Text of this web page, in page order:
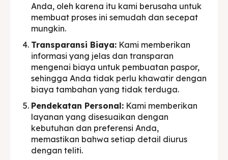
Anda, oleh karena itu kami berusaha untuk
membuat proses ini semudah dan secepat
mungkin.
Transparansi Biaya: Kami memberikan
informasi yang jelas dan transparan
mengenai biaya untuk pembuatan paspor,
sehingga Anda tidak perlu khawatir dengan
biaya tambahan yang tidak terduga.
Pendekatan Personal: Kami memberikan
layanan yang disesuaikan dengan
kebutuhan dan preferensi Anda,
memastikan bahwa setiap detail diurus
dengan teliti.